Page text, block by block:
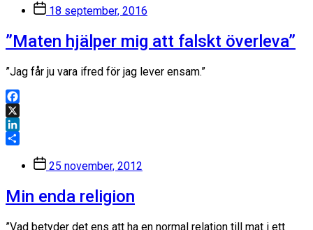
Inläggsdatum
18 september, 2016
”Maten hjälper mig att falskt överleva”
”Jag får ju vara ifred för jag lever ensam.”
Facebook
X
LinkedIn
Inläggsdatum
25 november, 2012
Min enda religion
”Vad betyder det ens att ha en normal relation till mat i ett